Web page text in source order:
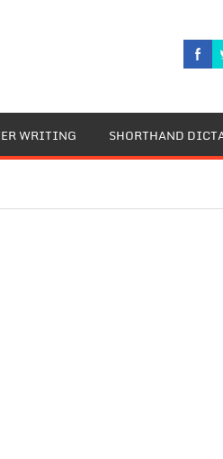
WRITING SHORTHAND